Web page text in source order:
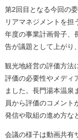
第2回目となる今回の
リアマネジメントを担
年度の事業計画骨子、
告が議題として上がり
観光地経営の評価方法
評価の必要性やメディ
ました。長門湯本温泉
員から評価のコメント
発信や取組の進め方な
会議の様子は動画共有